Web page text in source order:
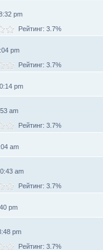
pm
Рейтинг: 3.7%
pm
Рейтинг: 3.7%
pm
am
Рейтинг: 3.7%
am
am
Рейтинг: 3.7%
pm
pm
Рейтинг: 3.7%